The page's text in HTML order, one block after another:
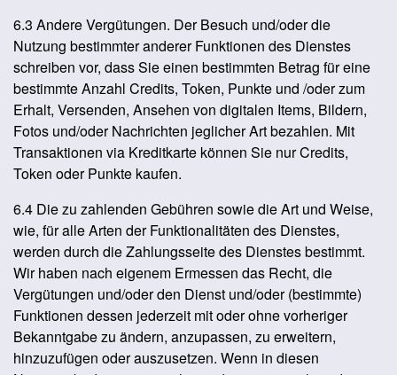
6.3 Andere Vergütungen. Der Besuch und/oder die
Nutzung bestimmter anderer Funktionen des Dienstes
schreiben vor, dass Sie einen bestimmten Betrag für eine
bestimmte Anzahl Credits, Token, Punkte und /oder zum
Erhalt, Versenden, Ansehen von digitalen Items, Bildern,
Fotos und/oder Nachrichten jeglicher Art bezahlen. Mit
Transaktionen via Kreditkarte können Sie nur Credits,
Token oder Punkte kaufen.
6.4 Die zu zahlenden Gebühren sowie die Art und Weise,
wie, für alle Arten der Funktionalitäten des Dienstes,
werden durch die Zahlungsseite des Dienstes bestimmt.
Wir haben nach eigenem Ermessen das Recht, die
Vergütungen und/oder den Dienst und/oder (bestimmte)
Funktionen dessen jederzeit mit oder ohne vorheriger
Bekanntgabe zu ändern, anzupassen, zu erweitern,
hinzuzufügen oder auszusetzen. Wenn in diesen